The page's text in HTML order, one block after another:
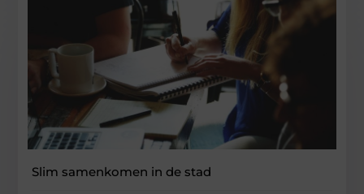
Slim samenkomen in de stad